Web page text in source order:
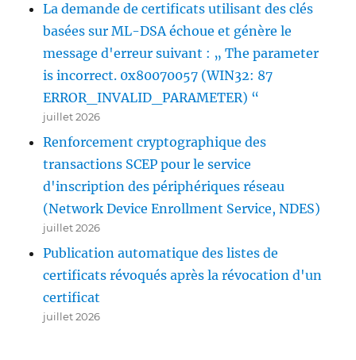
La demande de certificats utilisant des clés
basées sur ML-DSA échoue et génère le
message d'erreur suivant : „ The parameter
is incorrect. 0x80070057 (WIN32: 87
ERROR_INVALID_PARAMETER) “
juillet 2026
Renforcement cryptographique des
transactions SCEP pour le service
d'inscription des périphériques réseau
(Network Device Enrollment Service, NDES)
juillet 2026
Publication automatique des listes de
certificats révoqués après la révocation d'un
certificat
juillet 2026